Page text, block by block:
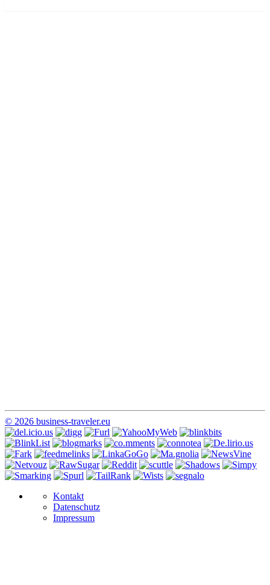
© 2026 business-traveler.eu
Kontakt
Datenschutz
Impressum